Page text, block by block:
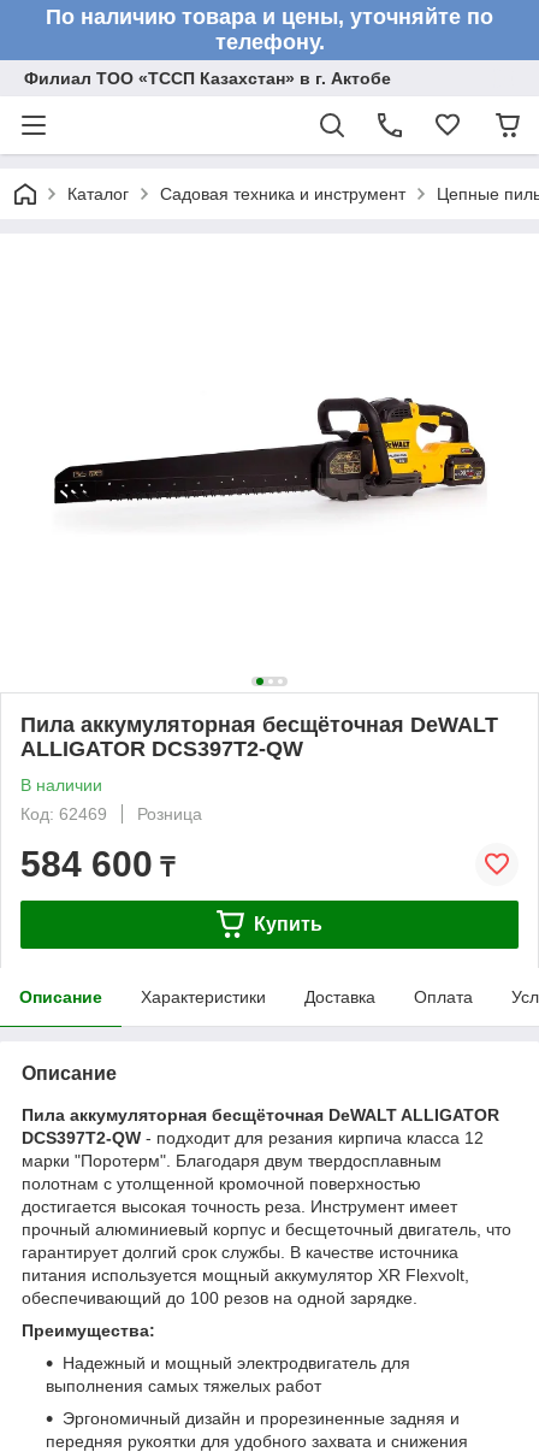
По наличию товара и цены, уточняйте по
телефону.
Филиал ТОО «ТССП Казахстан» в г. Актобе
Каталог Садовая техника и инструмент Цепные
Пила аккумуляторная бесщёточная DeWALT
ALLIGATOR DCS397T2-QW
В наличии
Код: 62469
Розница
584 600 ₸
Купить
Описание Характеристики Доставка Оплата
Описание
Пила аккумуляторная бесщёточная DeWALT ALLIGATOR
DCS397T2-QW - подходит для резания кирпича класса 12
марки "Поротерм". Благодаря двум твердосплавным
полотнам с утолщенной кромочной поверхностью
достигается высокая точность реза. Инструмент имеет
прочный алюминиевый корпус и бесщеточный двигатель, что
гарантирует долгий срок службы. В качестве источника
питания используется мощный аккумулятор XR Flexvolt,
обеспечивающий до 100 резов на одной зарядке.
Преимущества:
Надежный и мощный электродвигатель для
выполнения самых тяжелых работ
Эргономичный дизайн и прорезиненные задняя и
передняя рукоятки для удобного захвата и снижения